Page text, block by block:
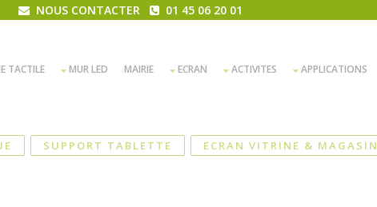
TACTILE MUR LED MAIRIE ECRAN ACTIVITES APPLICATIONS
NOUS CONTACTER 01 45 06 20 01
SUPPORT TABLETTE ECRAN VITRINE & MAGASIN